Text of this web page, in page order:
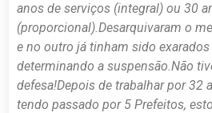
anos de serviços (integral) ou 30
(proporcional).Desarquivaram o
e no outro já tinham sido
determinando a suspensão.Não
defesa!Depois de trabalhar por 32
tendo passado por 5 Prefeitos,